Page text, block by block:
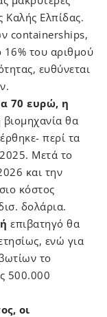
Καλής Ελπίδας.
containerships,
16% του αριθμού
ευθύνεται
70 ευρώ, η
βιομηχανία θα
περί τα
Μετά το
και την
κόστος
δολάρια.
επιβατηγό θα
ενώ για
το
500.000
οι